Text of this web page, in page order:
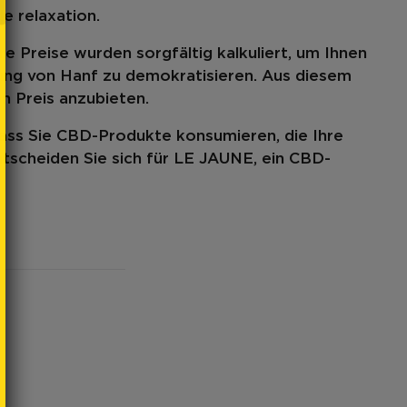
relaxation.
Preise wurden sorgfältig kalkuliert, um Ihnen
von Hanf zu demokratisieren. Aus diesem
Preis anzubieten.
Sie CBD-Produkte konsumieren, die Ihre
Sie sich für LE JAUNE, ein CBD-